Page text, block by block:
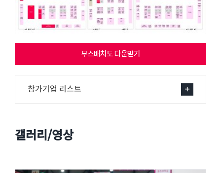
부스배치도 다운받기
참가기업 리스트
갤러리/영상